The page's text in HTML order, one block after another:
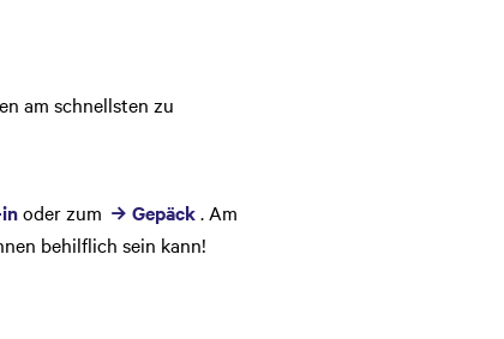
am schnellsten zu
oder zum Gepäck. Am
behilflich sein kann!